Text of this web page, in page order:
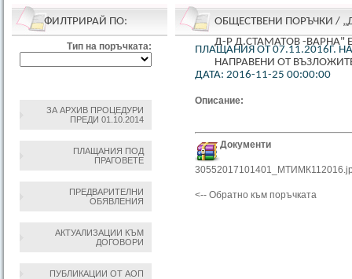
ФИЛТРИРАЙ ПО:
Тип на поръчката:
ЗА АРХИВ ПРОЦЕДУРИ
ПРЕДИ 01.10.2014
ПЛАЩАНИЯ ПОД
ПРАГОВЕТЕ
ПРЕДВАРИТЕЛНИ
ОБЯВЛЕНИЯ
АКТУАЛИЗАЦИИ КЪМ
ДОГОВОРИ
ПУБЛИКАЦИИ ОТ АОП
ОБЩЕСТВЕНИ ПОРЪЧКИ /
Д-Р Д.СТАМАТОВ -ВАРНА"
НАПРАВЕНИ ОТ
ПЛАЩАНИЯ ОТ 07.11.2016Г.
ДАТА: 2016-11-25 00:00:00
Описание:
Документи
<-- Обратно към поръчката